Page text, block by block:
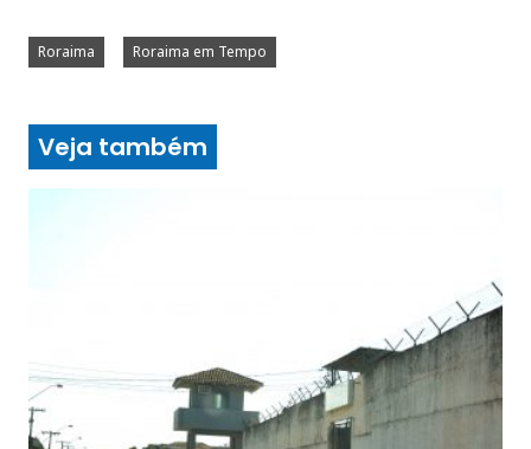
Roraima Roraima em Tempo
Veja também